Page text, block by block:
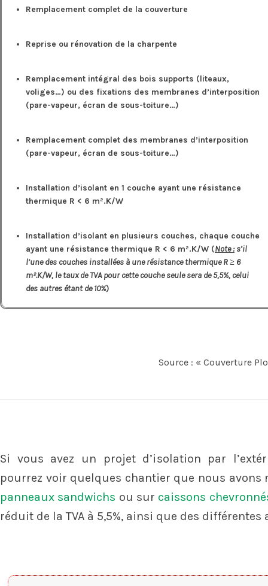
Remplacement complet de la couverture
Reprise ou rénovation de la charpente
Remplacement intégral des bois supports (liteaux,
voliges…) ou des fixations des membranes d’interposition
(pare-vapeur, écran de sous-toiture…)
Remplacement complet des membranes d’interposition
(pare-vapeur, écran de sous-toiture…)
Installation d’isolant en 1 couche ayant une résistance
thermique R < 6 m².K/W
Installation d’isolant en plusieurs couches, chaque couche
ayant une résistance thermique R < 6 m².K/W (Note :s’il
l’une des couches installées à une résistance thermique R ≥ 6
m².K/W, le taux de TVA pour cette couche seule sera de 5,5%, celui
des autres étant de 10%)
Source : « Couverture
Si vous avez un projet d’isolation par
pourrez voir quelques chantier que nous
panneaux sandwichs ou sur caissons
réduit de la TVA à 5,5%, ainsi que des différentes